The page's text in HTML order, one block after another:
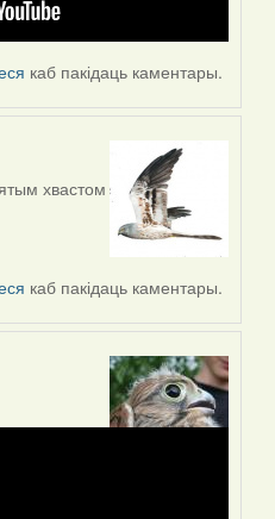
каб пакідаць каментары.
хвастом
каб пакідаць каментары.